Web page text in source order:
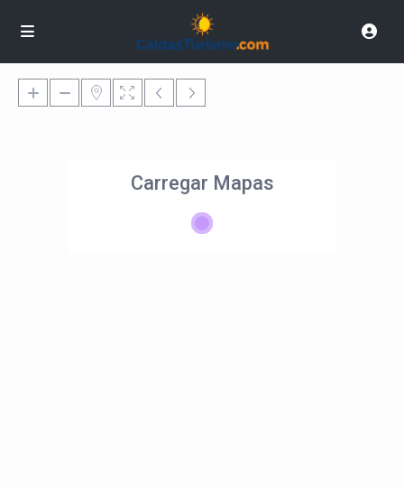
Carregar Mapas